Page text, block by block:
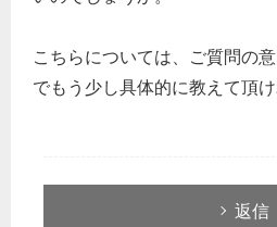
こちらについては、ご質問の
でもう少し具体的に教えて頂け
返信